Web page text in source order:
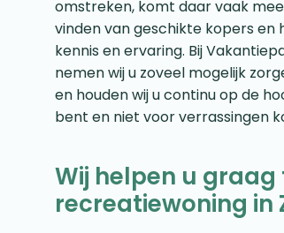
omstreken, komt daar vaak
vinden van geschikte kopers
kennis en ervaring. Bij
nemen wij u zoveel mogelijk
en houden wij u continu op de
bent en niet voor verrassingen
Wij helpen u
recreatiewoning in